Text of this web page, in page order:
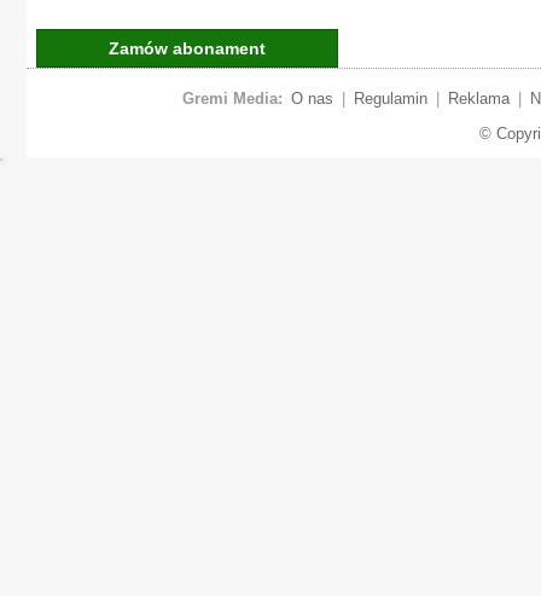
Zamów abonament
Gremi Media: O nas Regulamin Reklama
©